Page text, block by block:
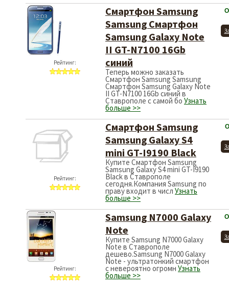
Рейтинг:
Смартфон Samsung
Samsung Смартфон
Samsung Galaxy Note
II GT-N7100 16Gb
синий
Теперь можно заказать
Смартфон Samsung Samsung
Смартфон Samsung Galaxy Note
II GT-N7100 16Gb синий в
Ставрополе с самой бо Узнать
больше >>
Рейтинг:
Смартфон Samsung
Samsung Galaxy S4
mini GT-I9190 Black
Купите Смартфон Samsung
Samsung Galaxy S4 mini GT-I9190
Black в Ставрополе
сегодня.Компания Samsung по
праву входит в числ Узнать
больше >>
Рейтинг:
Samsung N7000 Galaxy
Note
Купите Samsung N7000 Galaxy
Note в Ставрополе
дешево.Samsung N7000 Galaxy
Note - ультратонкий смартфон
с невероятно огромн Узнать
больше >>